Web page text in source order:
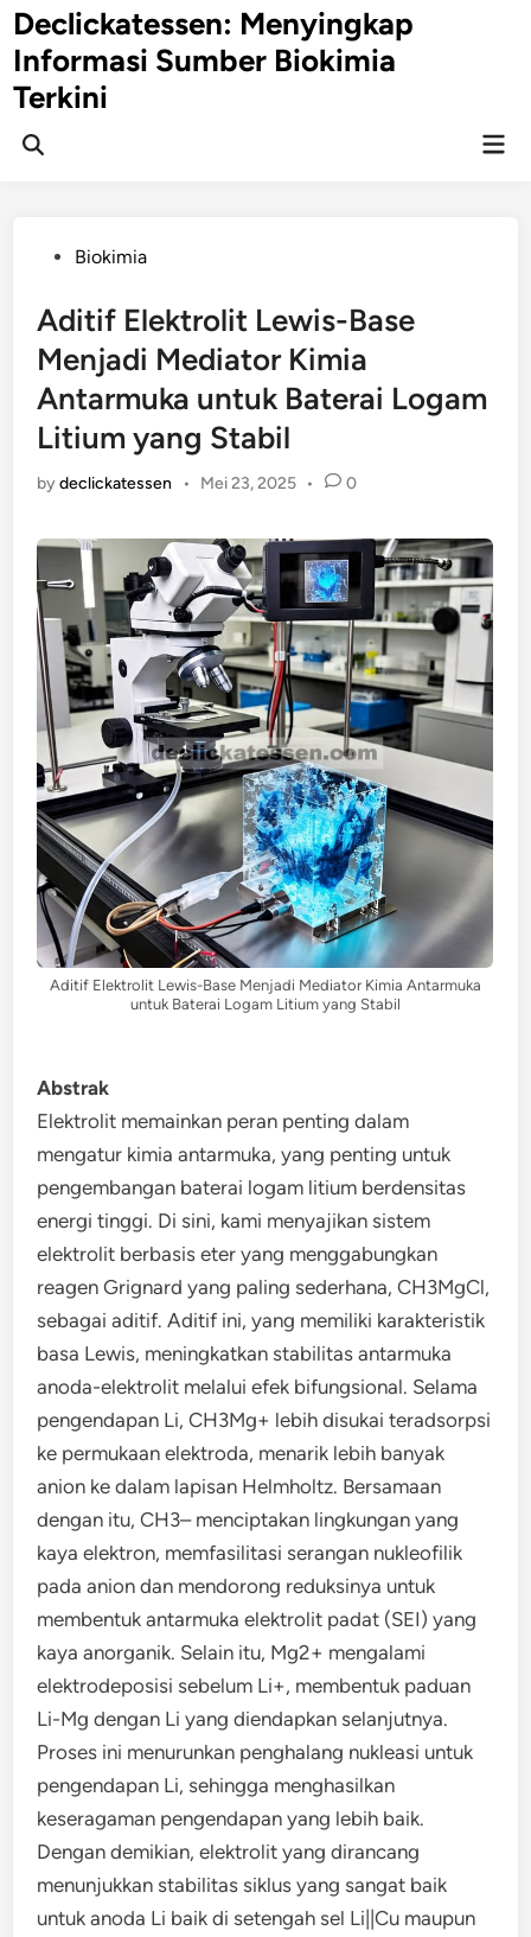
Skip
to
content
Declickatessen: Menyingkap
Informasi Sumber Biokimia
Terkini
Open
PostedBiokimia
Aditif Elektrolit Lewis-Base
Menjadi Mediator Kimia
Antarmuka untuk Baterai Logam
Litium yang Stabil
bydeclickatessen • Mei 23, 2025 • 0
Aditif Elektrolit Lewis-Base Menjadi Mediator Kimia Antarmuka
untuk Baterai Logam Litium yang Stabil
Abstrak
Elektrolit memainkan peran penting dalam
mengatur kimia antarmuka, yang penting untuk
pengembangan baterai logam litium berdensitas
energi tinggi. Di sini, kami menyajikan sistem
elektrolit berbasis eter yang menggabungkan
reagen Grignard yang paling sederhana, CH3MgCl,
sebagai aditif. Aditif ini, yang memiliki karakteristik
basa Lewis, meningkatkan stabilitas antarmuka
anoda-elektrolit melalui efek bifungsional. Selama
pengendapan Li, CH3Mg+ lebih disukai teradsorpsi
ke permukaan elektroda, menarik lebih banyak
anion ke dalam lapisan Helmholtz. Bersamaan
dengan itu, CH3– menciptakan lingkungan yang
kaya elektron, memfasilitasi serangan nukleofilik
pada anion dan mendorong reduksinya untuk
membentuk antarmuka elektrolit padat (SEI) yang
kaya anorganik. Selain itu, Mg2+ mengalami
elektrodeposisi sebelum Li+, membentuk paduan
Li-Mg dengan Li yang diendapkan selanjutnya.
Proses ini menurunkan penghalang nukleasi untuk
pengendapan Li, sehingga menghasilkan
keseragaman pengendapan yang lebih baik.
Dengan demikian, elektrolit yang dirancang
menunjukkan stabilitas siklus yang sangat baik
untuk anoda Li baik di setengah sel Li||Cu maupun